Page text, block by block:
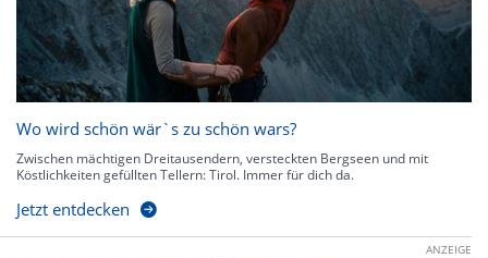
Wo wird schön wär`s zu schön wars?
Zwischen mächtigen Dreitausendern, versteckten Bergseen und mit
Köstlichkeiten gefüllten Tellern: Tirol. Immer für dich da.
Jetzt entdecken
ANZEIGE